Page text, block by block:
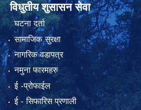
विधुतीय शुसासन सेवा
घटना दर्ता
सामाजिक सुरक्षा
नागरिक वडापत्र
नमुना फारमहरु
ई -प्रोफाईल
ई‍ - सिफारिस प्रणाली